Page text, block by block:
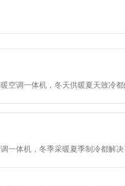
空调一体机，冬天供暖夏天致冷
一体机，冬季采暖夏季制冷都解